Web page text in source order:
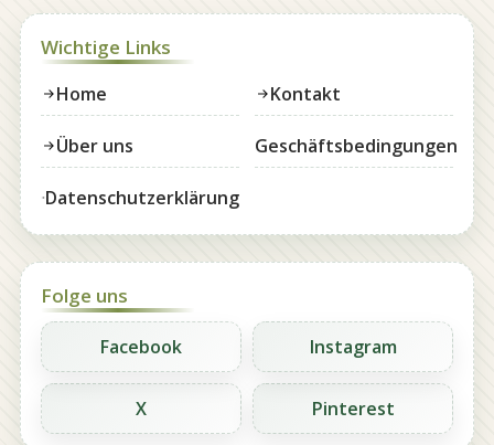
Wichtige Links
Home Kontakt
Über uns Geschäftsbedingungen
Datenschutzerklärung
Folge uns
Facebook Instagram
X Pinterest